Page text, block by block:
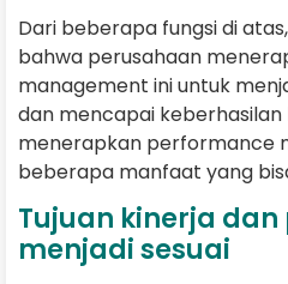
Dari beberapa fungsi di
bahwa perusahaan
management ini untuk
dan mencapai keberhasilan
menerapkan performance
beberapa manfaat yang
Tujuan kinerja
menjadi sesuai